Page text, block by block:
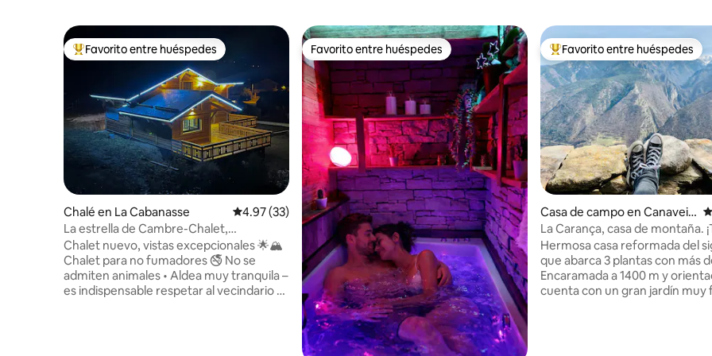
Favorito entre huéspedes preferido
Favorito entre huéspedes
Chalé en La Cabanasse Calificación promedio: 4.97 de 5, 33 reseñas
4.97 (33)
La estrella de Cambre-Chalet,
acogedora y tranquila, de 1 a 9 personas
Chalet nuevo, vistas excepcionales 🌟🏔
Chalet para no fumadores 🚭 No se
admiten animales • Aldea muy tranquila –
es indispensable respetar al vecindario •
Favorito entre huéspedes
Favorito entre huéspedes Favorito entre huéspedes
Favorito entre huéspedes
Casa de campo en Canaveill
es
La Carança, casa de montaña.
y a la naturaleza!
Hermosa casa reformada del
que abarca 3 plantas con más
Encaramada a 1400 m y
cuenta con un gran jardín muy